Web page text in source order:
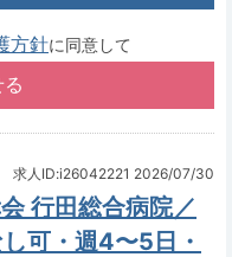
方針に同意して
求人ID:i26042221 2026/07/30
行田総合病院／
可・週4〜5日・